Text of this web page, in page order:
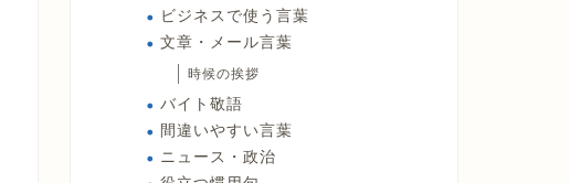
ビジネスで使う言葉
文章・メール言葉
時候の挨拶
バイト敬語
間違いやすい言葉
ニュース・政治